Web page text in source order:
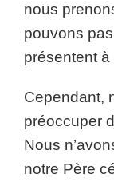
nous
pouvons
présentent à
Cependant,
préoccuper
Nous
notre Père